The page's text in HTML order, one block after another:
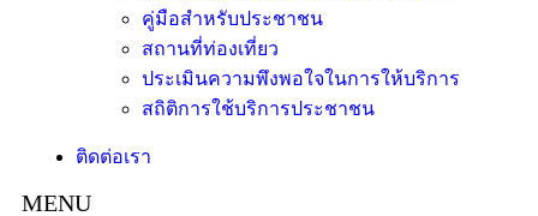
คู่มือสำหรับประชาชน
สถานที่ท่องเที่ยว
ประเมินความพึงพอใจในการให้บริการ
สถิติการใช้บริการประชาชน
ติดต่อเรา